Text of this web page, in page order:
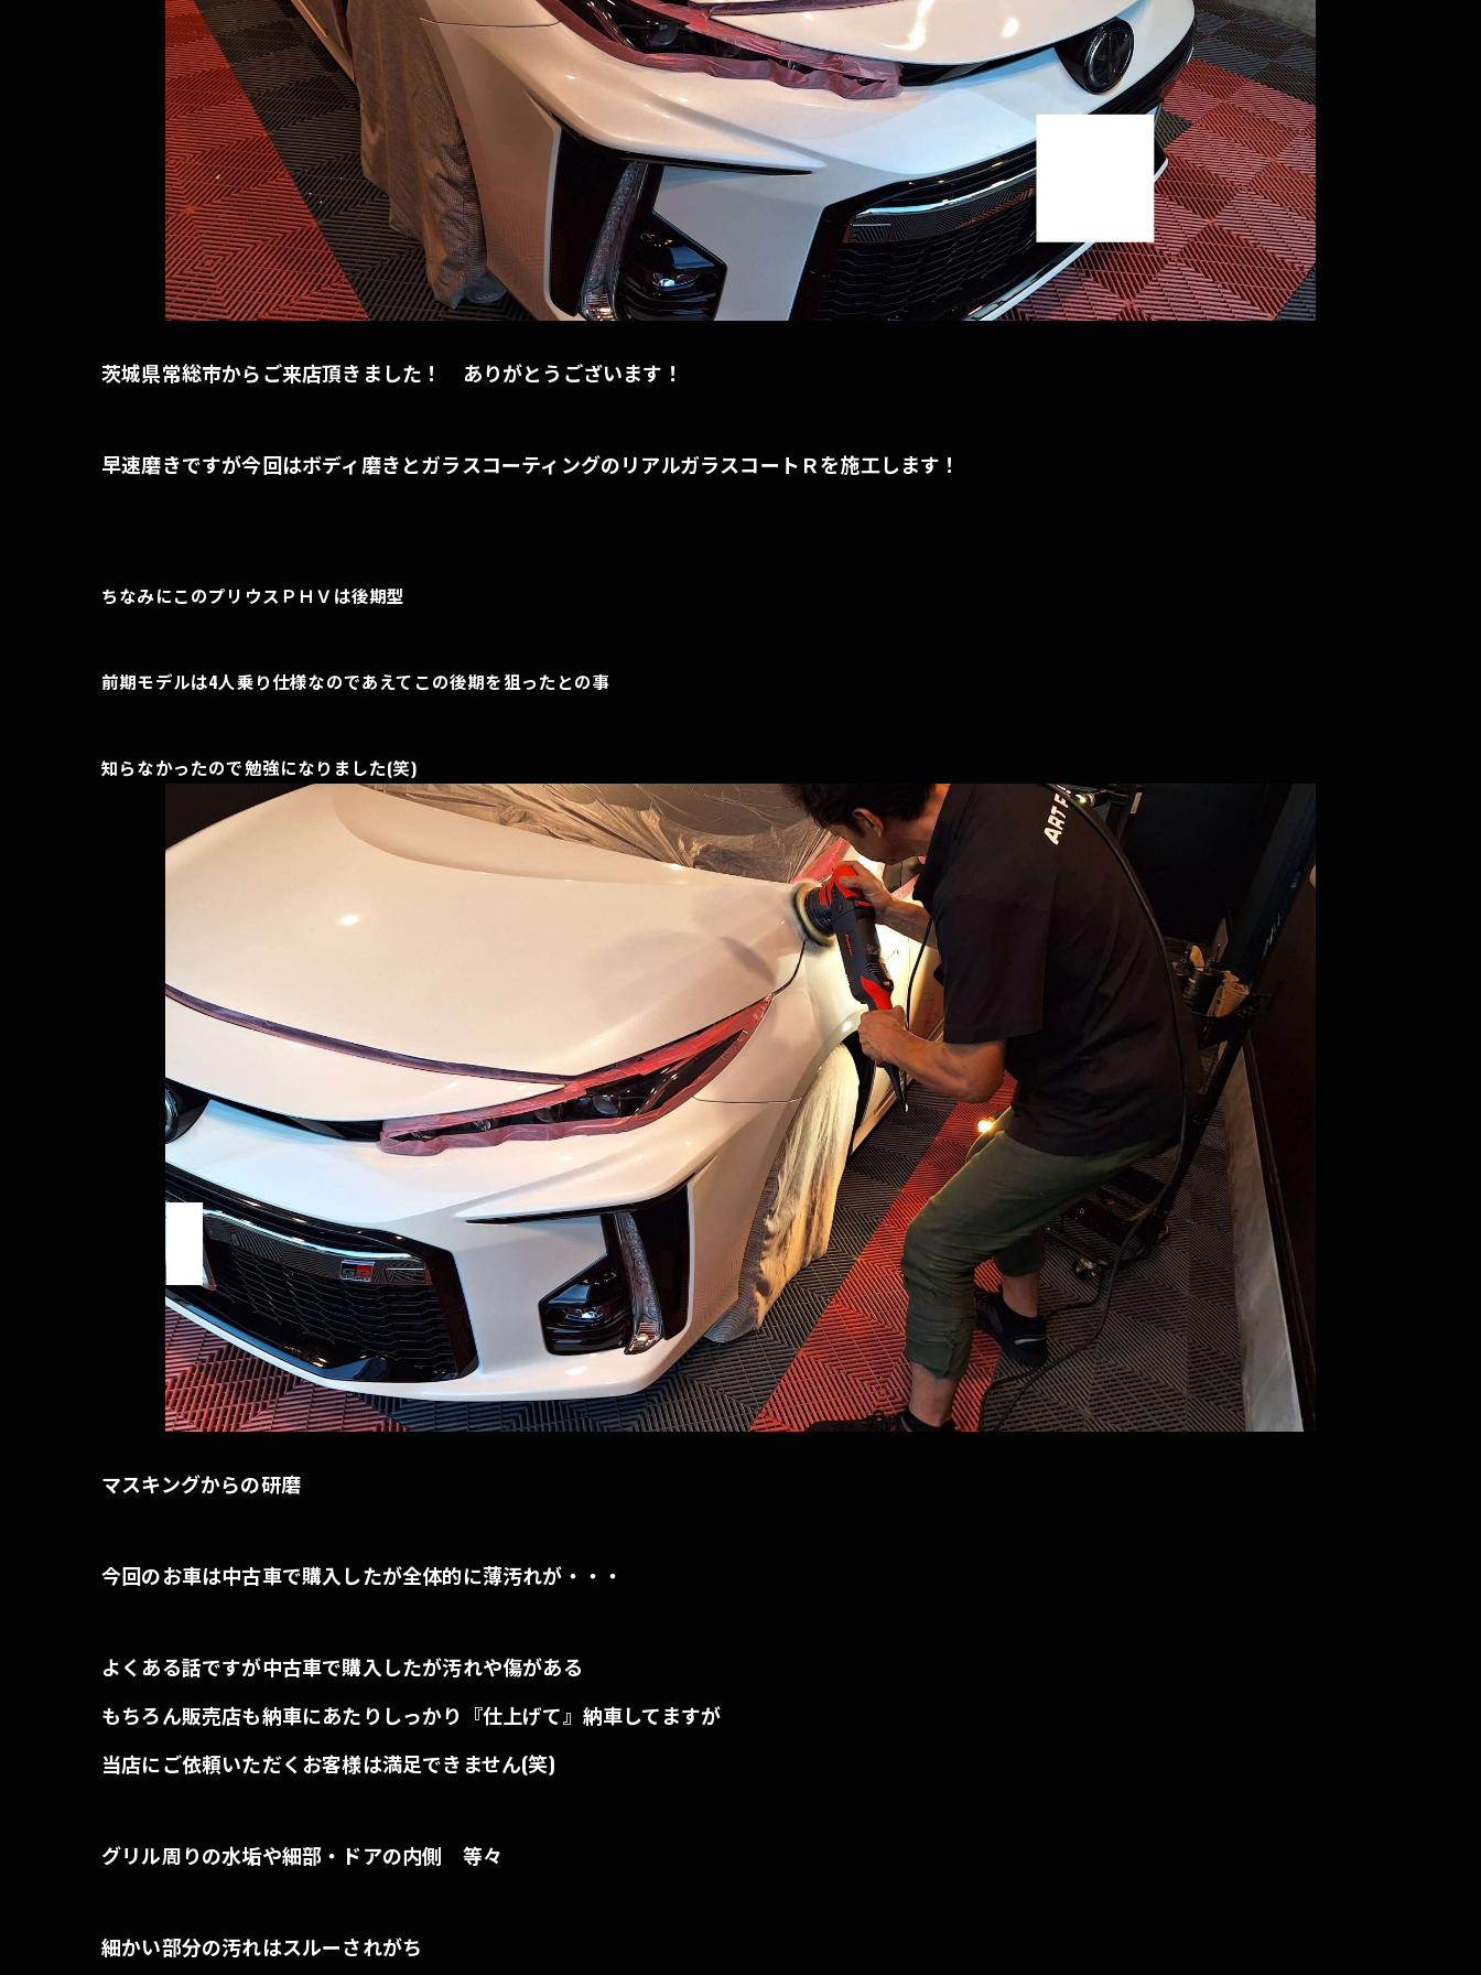
茨城県常総市からご来店頂きました！ ありがとうございます！
早速磨きですが今回はボディ磨きとガラスコーティングのリアルガラスコートＲを施工します！
ちなみにこのプリウスＰＨＶは後期型
前期モデルは4人乗り仕様なのであえてこの後期を狙ったとの事
知らなかったので勉強になりました(笑)
マスキングからの研磨
今回のお車は中古車で購入したが全体的に薄汚れが・・・
よくある話ですが中古車で購入したが汚れや傷がある
もちろん販売店も納車にあたりしっかり『仕上げて』納車してますが
当店にご依頼いただくお客様は満足できません(笑)
グリル周りの水垢や細部・ドアの内側 等々
細かい部分の汚れはスルーされがち